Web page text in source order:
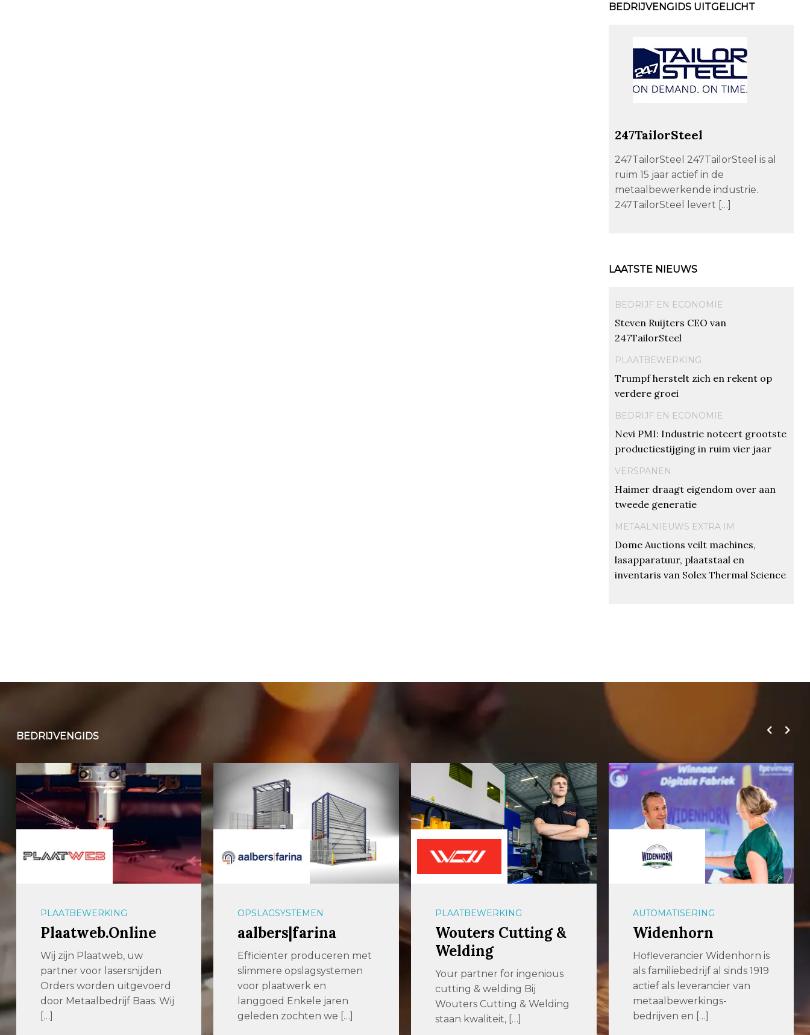
BEDRIJVENGIDS UITGELICHT
247TailorSteel
247TailorSteel 247TailorSteel is al
ruim 15 jaar actief in de
metaalbewerkende industrie.
247TailorSteel levert […]
LAATSTE NIEUWS
BEDRIJF EN ECONOMIE
Steven Ruijters CEO van
247TailorSteel
PLAATBEWERKING
Trumpf herstelt zich en rekent op
verdere groei
BEDRIJF EN ECONOMIE
Nevi PMI: Industrie noteert grootste
productiestijging in ruim vier jaar
VERSPANEN
Haimer draagt eigendom over aan
tweede generatie
METAALNIEUWS EXTRA IM
Dome Auctions veilt machines,
lasapparatuur, plaatstaal en
inventaris van Solex Thermal Science
BEDRIJVENGIDS
OPSLAGSYSTEMEN
aalbers|farina
Efficiënter produceren met
slimmere opslagsystemen
voor plaatwerk en
langgoed Enkele jaren
geleden zochten we […]
PLAATBEWERKING
Wouters Cutting &
Welding
Your partner for ingenious
cutting & welding Bij
Wouters Cutting & Welding
staan kwaliteit, […]
AUTOMATISERING
Widenhorn
Hofleverancier Widenhorn is
als familiebedrijf al sinds 1919
actief als leverancier van
metaalbewerkings-
bedrijven en […]
PLAATBEWERKING
JÖRG Machines
Voor machines die werken
Al jarenlang zijn wij bij JÖRG
Machines BV fabrikant en
[…]